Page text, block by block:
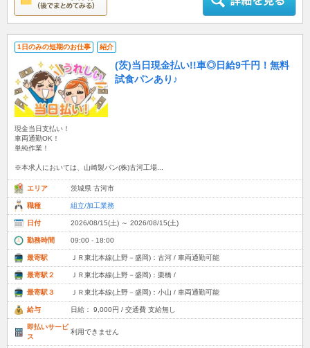
1日のみの短期のお仕事 紹介
(茨)当日現金払い!!車◎日給9千円！無料
試食パンあり♪
現金当日支払い！
車両通勤OK！
単純作業！
※本求人においては、山崎製パン(株)古河工場...
エリア 茨城県 古河市
職種 組立/加工業務
日付 2026/08/15(土) ～ 2026/08/15(土)
勤務時間 09:00 - 18:00
最寄駅 ＪＲ東北本線(上野－盛岡)：古河 / 車両通勤可能
最寄駅２ ＪＲ東北本線(上野－盛岡)：栗橋 /
最寄駅３ ＪＲ東北本線(上野－盛岡)：小山 / 車両通勤可能
給与 日給： 9,000円 / 交通費 支給無し
即払いサービ
ス
利用できません